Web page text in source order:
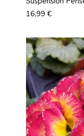
Prix
16,99 €